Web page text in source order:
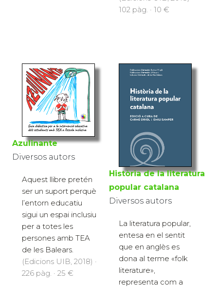
102 pàg. · 10 €
Azulinante
Diversos autors
Aquest llibre pretén
ser un suport perquè
l’entorn educatiu
sigui un espai inclusiu
per a totes les
persones amb TEA
de les Balears.
(Edicions UIB, 2018) ·
226 pàg. · 25 €
Història de la literatura
popular catalana
Diversos autors
La literatura popular,
entesa en el sentit
que en anglès es
dona al terme «folk
literature»,
representa com a